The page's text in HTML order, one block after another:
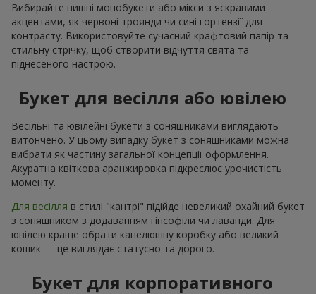
Вибирайте пишні монобукети або мікси з яскравими
акцентами, як червоні троянди чи сині гортензії для
контрасту. Використовуйте сучасний крафтовий папір та
стильну стрічку, щоб створити відчуття свята та
піднесеного настрою.
Букет для весілля або ювілею
Весільні та ювілейні букети з соняшниками виглядають
витончено. У цьому випадку букет з соняшниками можна
вибрати як частину загальної концепції оформлення.
Акуратна квіткова аранжировка підкреслює урочистість
моменту.
Для весілля в стилі "кантрі" підійде невеликий охайний букет
з соняшником з додаванням гіпсофіли чи лаванди. Для
ювілею краще обрати капелюшну коробку або великий
кошик — це виглядає статусно та дорого.
Букет для корпоративного